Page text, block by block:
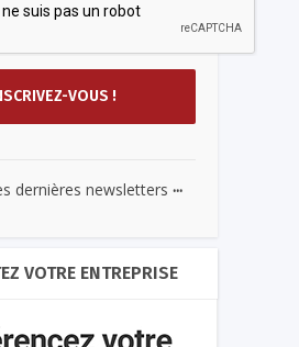
dernières newsletters ...
VOTRE ENTREPRISE